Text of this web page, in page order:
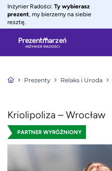
Inżynier Radości: Ty wybierasz
prezent, my bierzemy na siebie
resztę.
Prezenty Relaks i Uroda
Kriolipoliza – Wrocław
PARTNER WYRÓŻNIONY